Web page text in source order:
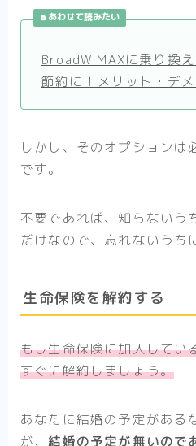
あわせて読みたい
BroadWiMAXに乗り換
節約に！メリット・デ
しかし、そのオプションは
です。
不要であれば、知らないう
だけなので、忘れないうち
生命保険を解約する
もし生命保険に加入してい
すぐに解約しましょう。
あなたに結婚の予定がある
が、結婚の予定が無いので